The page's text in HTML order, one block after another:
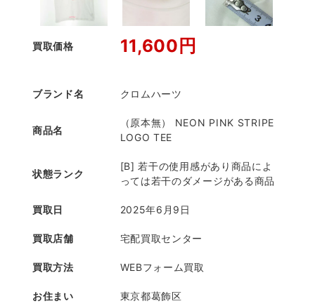
買取価格 11,600円
ブランド名 クロムハーツ
商品名
（原本無） NEON PINK STRIPE
LOGO TEE
状態ランク
[B] 若干の使用感があり商品によ
っては若干のダメージがある商品
買取日 2025年6月9日
買取店舗 宅配買取センター
買取方法 WEBフォーム買取
お住まい 東京都葛飾区